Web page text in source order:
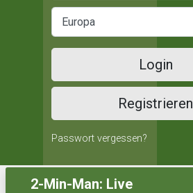
Login
Registrieren
Passwort vergessen?
2-Min-Man: Live